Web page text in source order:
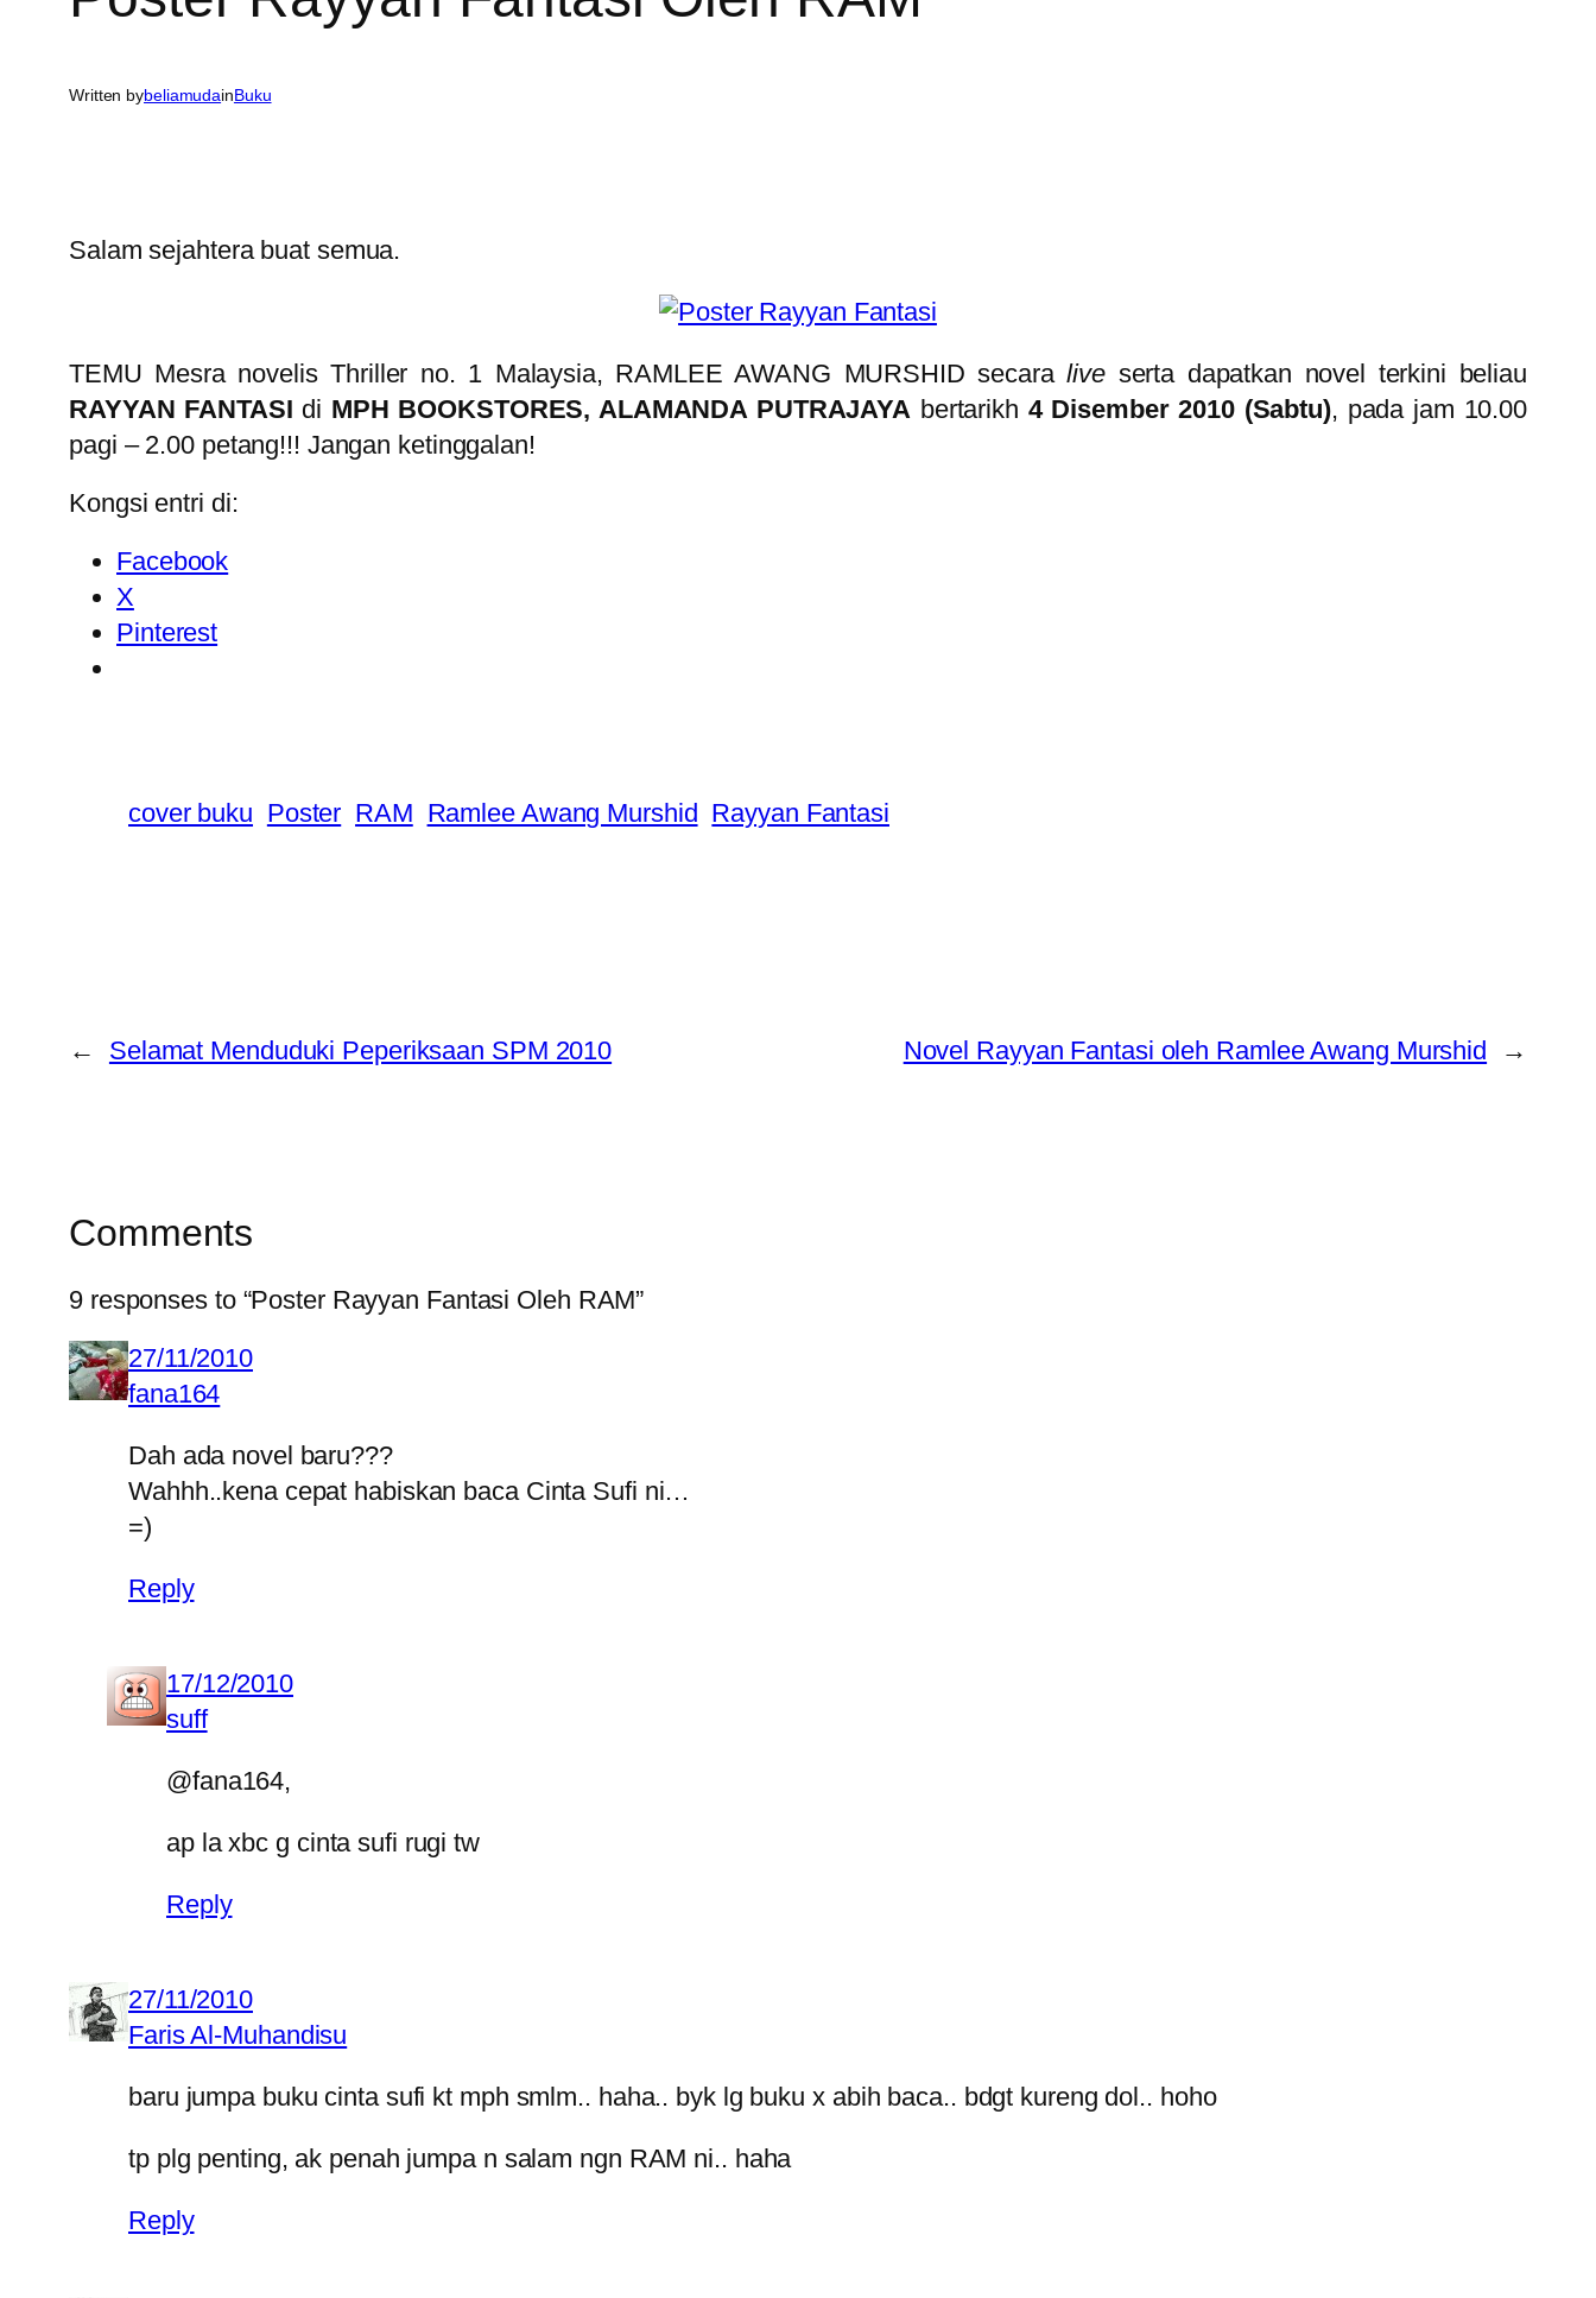
Written bybeliamudainBuku
Salam sejahtera buat semua.
TEMU Mesra novelis Thriller no. 1 Malaysia, RAMLEE AWANG MURSHID secaralive serta dapatkan novel terkini beliau
RAYYAN FANTASI di MPH BOOKSTORES, ALAMANDA PUTRAJAYA bertarikh 4 Disember 2010 (Sabtu), pada jam 10.00
pagi – 2.00 petang!!! Jangan ketinggalan!
Kongsi entri di:
Facebook
X
Pinterest
cover buku Poster RAM Ramlee Awang Murshid Rayyan Fantasi
← Selamat Menduduki Peperiksaan SPM 2010 Novel Rayyan Fantasi oleh Ramlee Awang Murshid →
Comments
9 responses to “Poster Rayyan Fantasi Oleh RAM”
27/11/2010
fana164
Dah ada novel baru???
Wahhh..kena cepat habiskan baca Cinta Sufi ni…
=)
Reply
17/12/2010
suff
@fana164,
ap la xbc g cinta sufi rugi tw
Reply
27/11/2010
Faris Al-Muhandisu
baru jumpa buku cinta sufi kt mph smlm.. haha.. byk lg buku x abih baca.. bdgt kureng dol.. hoho
tp plg penting, ak penah jumpa n salam ngn RAM ni.. haha
Reply